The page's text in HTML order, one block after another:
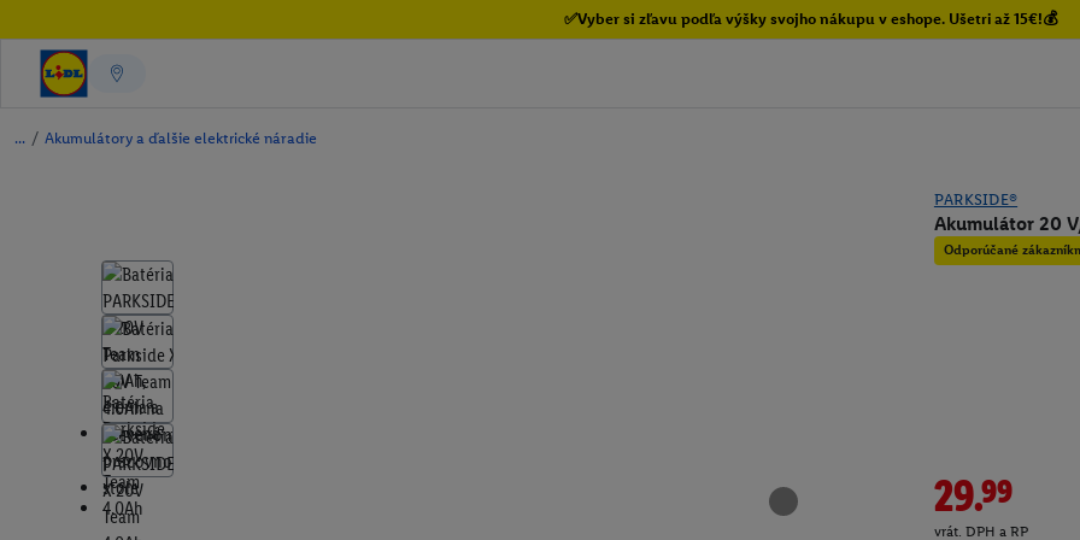
✅Vyber si zľavu podľa výšky svojho nákupu v eshope. Ušetri až 15€!💰
/ Akumulátory a ďalšie elektrické náradie
PARKSIDE®
Akumulátor 20
Odporúčané
29.99
vrát. DPH a RP